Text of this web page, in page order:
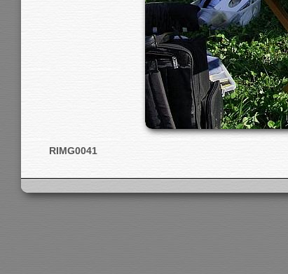
RIMG0041